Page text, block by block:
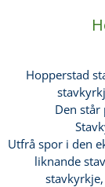
Hopperstad
Den står
Utfrå spor i den
liknande